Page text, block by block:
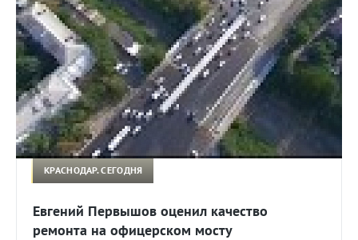
КРАСНОДАР. СЕГОДНЯ
Евгений Первышов оценил качество
ремонта на офицерском мосту